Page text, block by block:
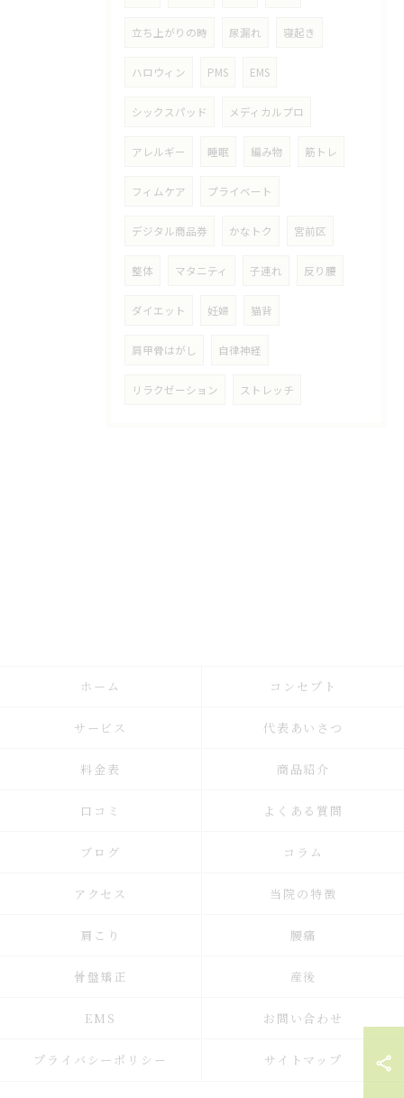
立ち上がりの時 尿漏れ 寝起き
ハロウィン PMS EMS
シックスパッド メディカルプロ
アレルギー 睡眠 編み物 筋トレ
フィムケア プライベート
デジタル商品券 かなトク 宮前区
整体 マタニティ 子連れ 反り腰
ダイエット 妊婦 猫背
肩甲骨はがし 自律神経
リラクゼーション ストレッチ
ホーム コンセプト
サービス 代表あいさつ
料金表 商品紹介
口コミ よくある質問
ブログ コラム
アクセス 当院の特徴
肩こり 腰痛
骨盤矯正 産後
EMS お問い合わせ
プライバシーポリシー サイトマップ